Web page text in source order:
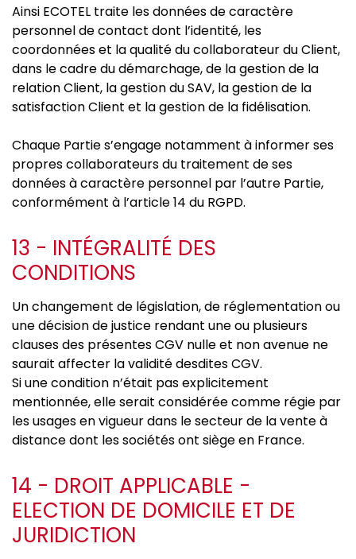
Ainsi ECOTEL traite les données de caractère
personnel de contact dont l’identité, les
coordonnées et la qualité du collaborateur du Client,
dans le cadre du démarchage, de la gestion de la
relation Client, la gestion du SAV, la gestion de la
satisfaction Client et la gestion de la fidélisation.
Chaque Partie s’engage notamment à informer ses
propres collaborateurs du traitement de ses
données à caractère personnel par l’autre Partie,
conformément à l’article 14 du RGPD.
13 - INTÉGRALITÉ DES
CONDITIONS
Un changement de législation, de réglementation ou
une décision de justice rendant une ou plusieurs
clauses des présentes CGV nulle et non avenue ne
saurait affecter la validité desdites CGV.
Si une condition n’était pas explicitement
mentionnée, elle serait considérée comme régie par
les usages en vigueur dans le secteur de la vente à
distance dont les sociétés ont siège en France.
14 - DROIT APPLICABLE -
ELECTION DE DOMICILE ET DE
JURIDICTION